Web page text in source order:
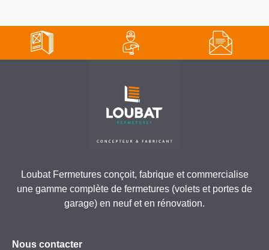
Loubat Fermetures conçoit, fabrique et commercialise
une gamme complète de fermetures (volets et portes de
garage) en neuf et en rénovation.
Nous contacter